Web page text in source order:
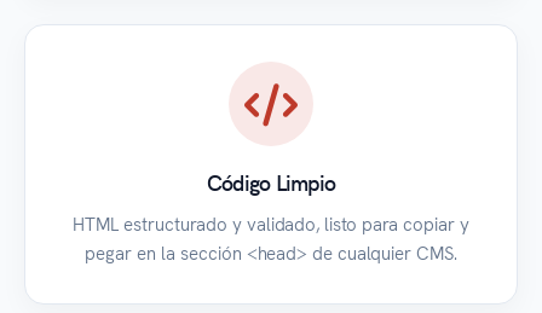
Código Limpio
HTML estructurado y validado, listo para copiar y
pegar en la sección <head> de cualquier CMS.